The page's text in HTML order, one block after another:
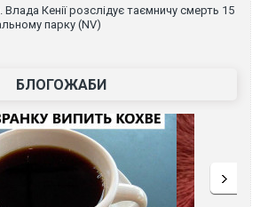
Кенії розслідує таємничу смерть 15
парку (NV)
БЛОГОЖАБИ